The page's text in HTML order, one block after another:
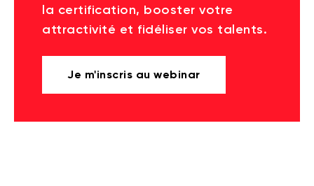
la certification, booster votre
attractivité et fidéliser vos talents.
Je m'inscris au webinar